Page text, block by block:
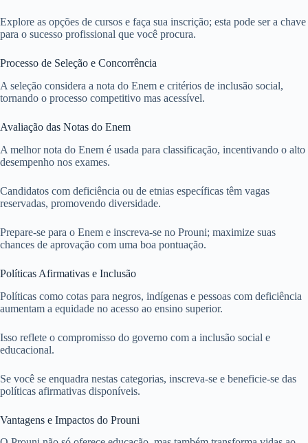
Explore as opções de cursos e faça sua inscrição; esta pode ser a chave
para o sucesso profissional que você procura.
Processo de Seleção e Concorrência
A seleção considera a nota do Enem e critérios de inclusão social,
tornando o processo competitivo mas acessível.
Avaliação das Notas do Enem
A melhor nota do Enem é usada para classificação, incentivando o alto
desempenho nos exames.
Candidatos com deficiência ou de etnias específicas têm vagas
reservadas, promovendo diversidade.
Prepare-se para o Enem e inscreva-se no Prouni; maximize suas
chances de aprovação com uma boa pontuação.
Políticas Afirmativas e Inclusão
Políticas como cotas para negros, indígenas e pessoas com deficiência
aumentam a equidade no acesso ao ensino superior.
Isso reflete o compromisso do governo com a inclusão social e
educacional.
Se você se enquadra nestas categorias, inscreva-se e beneficie-se das
políticas afirmativas disponíveis.
Vantagens e Impactos do Prouni